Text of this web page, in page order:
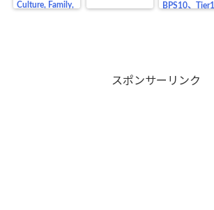
Culture, Family,
BPS10、Tier1
スポンサーリンク